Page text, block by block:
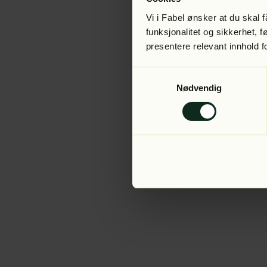
Vi i Fabel ønsker at du skal
funksjonalitet og sikkerhet,
presentere relevant innhold
Nødvendig
Application